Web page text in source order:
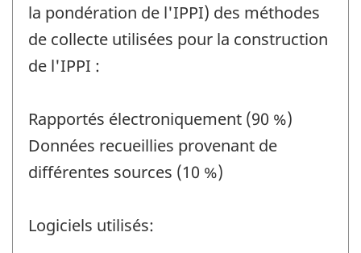
la pondération de l'IPPI) des méthodes
de collecte utilisées pour la construction
de l'IPPI :
Rapportés électroniquement (90 %)
Données recueillies provenant de
différentes sources (10 %)
Logiciels utilisés: